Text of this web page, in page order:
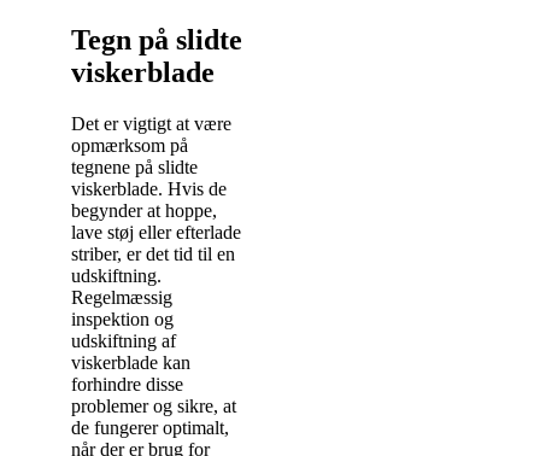
Tegn på slidte
viskerblade
Det er vigtigt at være
opmærksom på
tegnene på slidte
viskerblade. Hvis de
begynder at hoppe,
lave støj eller efterlade
striber, er det tid til en
udskiftning.
Regelmæssig
inspektion og
udskiftning af
viskerblade kan
forhindre disse
problemer og sikre, at
de fungerer optimalt,
når der er brug for